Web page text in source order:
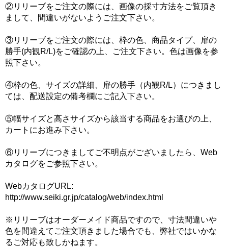
②リリーブをご注文の際には、画像の採寸方法をご覧頂き
まして、間違いがないようご注文下さい。
③リリーブをご注文の際には、枠の色、商品タイプ、扉の
勝手(内観R/L)をご確認の上、ご注文下さい。色は画像を参
照下さい。
④枠の色、サイズの詳細、扉の勝手（内観R/L）につきまし
ては、配送設定の備考欄にご記入下さい。
⑤幅サイズと高さサイズから該当する商品をお選びの上、
カートにお進み下さい。
⑥リリーブにつきましてご不明点がございましたら、Web
カタログをご参照下さい。
WebカタログURL:
http://www.seiki.gr.jp/catalog/web/index.html
※リリーブはオーダーメイド商品ですので、寸法間違いや
色を間違えてご注文頂きました場合でも、弊社ではいかな
るご対応も致しかねます。